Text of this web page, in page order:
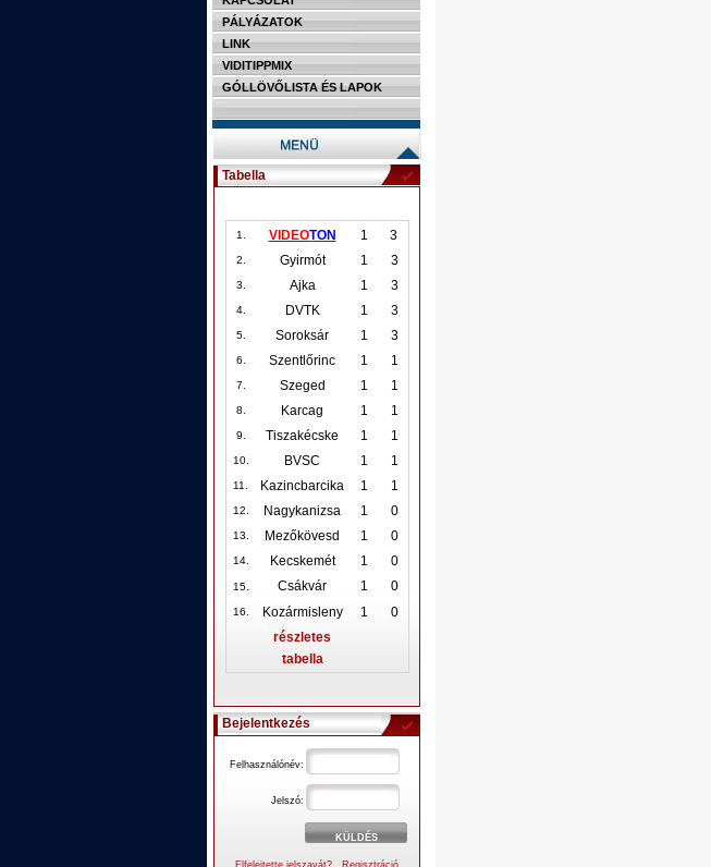
PÁLYÁZATOK
LINK
VIDITIPPMIX
GÓLLÖVŐLISTA ÉS LAPOK
Tabella
1. VIDEOTON 1 3
2. Gyirmót 1 3
3. Ajka 1 3
4. DVTK 1 3
5. Soroksár 1 3
6. Szentlőrinc 1 1
7. Szeged 1 1
8. Karcag 1 1
9. Tiszakécske 1 1
10. BVSC 1 1
11. Kazincbarcika 1 1
12. Nagykanizsa 1 0
13. Mezőkövesd 1 0
14. Kecskemét 1 0
15. Csákvár 1 0
16. Kozármisleny 1
0
részletes
tabella
Bejelentkezés
Felhasználónév:
Jelszó:
Elfelejtette jelszavát? Regisztráció